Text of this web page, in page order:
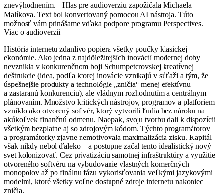
znevýhodnením. Hlas pre audioverziu zapožičala Michaela
Malíkova. Text bol konvertovaný pomocou AI nástroja. Túto
možnosť vám prinášame vďaka podpore programu Perspectives.
Viac o audioverzii
História internetu zdanlivo popiera všetky poučky klasickej
ekonómie. Ako jedna z najdôležitejších inovácií modernej doby
nevznikla v konkurenčnom boji Schumpeterovskej kreatívnej
deštrukcie (idea, podľa ktorej inovácie vznikajú v súťaži a tým, že
úspešnejšie produkty a technológie „zničia“ menej efektívnu
a zastaranú konkurenciu), ale vládnym rozhodnutím a centrálnym
plánovaním. Množstvo kritických nástrojov, programov a platforiem
vzniklo ako otvorený softvér, ktorý vytvorili ľudia bez nároku na
akúkoľvek finančnú odmenu. Naopak, svoju tvorbu dali k dispozícii
všetkým bezplatne aj so zdrojovým kódom. Týchto programátorov
a programátorky zjavne nemotivovala maximalizácia zisku. Kapitál
však nikdy nebol ďaleko – a postupne začal tento idealistický nový
svet kolonizovať. Cez privatizáciu samotnej infraštruktúry a využitie
otvoreného softvéru na vybudovanie vlastných komerčných
monopolov až po finálnu fázu vykorisťovania veľkými jazykovými
modelmi, ktoré všetky voľne dostupné zdroje internetu nakoniec
zničia.